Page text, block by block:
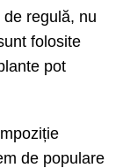
regulă, nu
folosite
pot
de populare